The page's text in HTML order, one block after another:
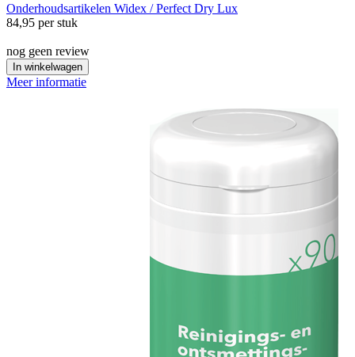
Onderhoudsartikelen Widex / Perfect Dry Lux
84,95 per stuk
nog geen review
In winkelwagen
Meer informatie